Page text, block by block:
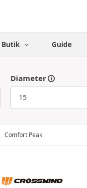
Butik Guide
Diameter
Comfort Peak